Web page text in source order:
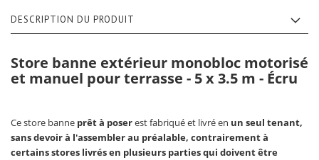
DESCRIPTION DU PRODUIT
Store banne extérieur monobloc motorisé
et manuel pour terrasse - 5 x 3.5 m - Écru
Ce store banne prêt à poserest fabriqué et livré en un seul tenant,
sans devoir à l'assembler au préalable, contrairement à
certains stores livrés en plusieurs parties qui doivent être